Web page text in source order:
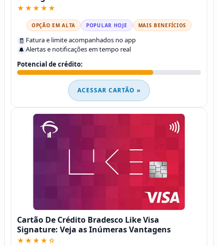
★★★★★
OPÇÃO EM ALTA POPULAR HOJE MAIS BENEFÍCIOS
🧾 Fatura e limite acompanhados no app
🔔 Alertas e notificações em tempo real
Potencial de crédito:
ACESSAR CARTÃO »
Cartão De Crédito Bradesco Like Visa
Signature: Veja as Inúmeras Vantagens
★★★★☆